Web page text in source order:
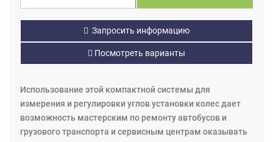
Запросить информацию
Посмотреть варианты
Использование этой компактной системы для
измерения и регулировки углов установки колес дает
возможность мастерским по ремонту автобусов и
грузового транспорта и сервисным центрам оказывать